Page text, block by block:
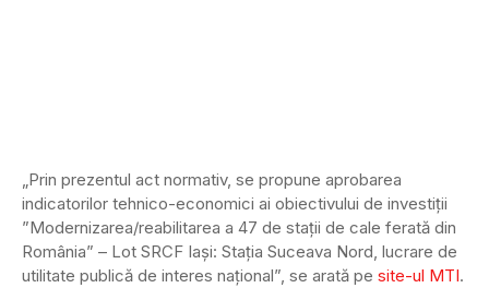
„Prin prezentul act normativ, se propune aprobarea
indicatorilor tehnico-economici ai obiectivului de investiţii
”Modernizarea/reabilitarea a 47 de stații de cale ferată din
România” – Lot SRCF Iași: Stația Suceava Nord, lucrare de
utilitate publică de interes național”, se arată pe site-ul MTI.